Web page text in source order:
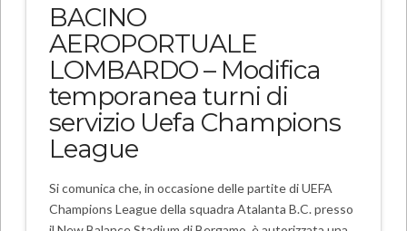
BACINO
AEROPORTUALE
LOMBARDO – Modifica
temporanea turni di
servizio Uefa Champions
League
Si comunica che, in occasione delle partite di UEFA
Champions League della squadra Atalanta B.C. presso